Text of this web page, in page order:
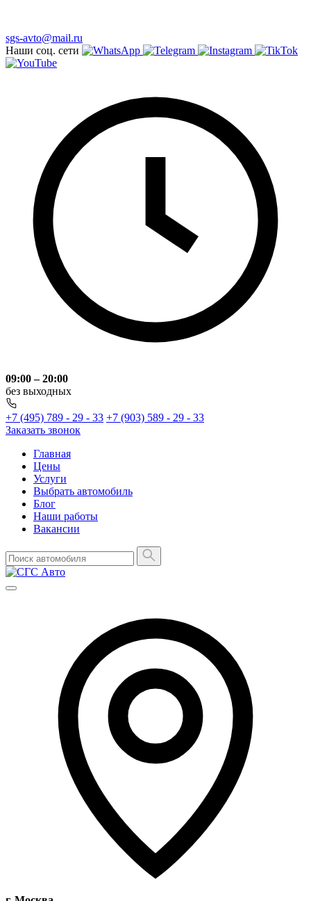
sgs-avto@mail.ru
Наши соц. сети
09:00 – 20:00
без выходных
+7 (495) 789 - 29 - 33 +7 (903) 589 - 29 - 33
Заказать звонок
Главная
Цены
Услуги
Выбрать автомобиль
Блог
Наши работы
Вакансии